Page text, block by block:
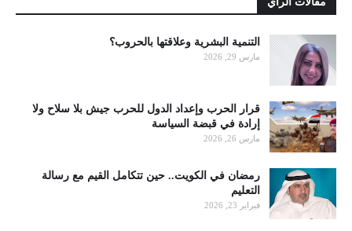
التنمية البشرية وعلاقتها بالحروب؟
مارس 29, 2026
قرار الحرب وإعداد الدول للحرب جيش بلا سلاح ولا
إرادة في قبضة السياسة
مارس 26, 2026
رمضان في الكويت.. حين تتكامل القيم مع رسالة
التعليم
فبراير 23, 2026